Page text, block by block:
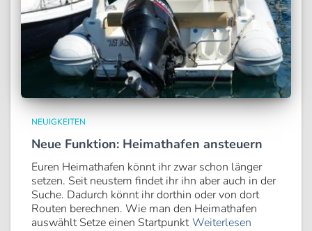
NEUIGKEITEN
Neue Funktion: Heimathafen ansteuern
Euren Heimathafen könnt ihr zwar schon länger
setzen. Seit neustem findet ihr ihn aber auch in der
Suche. Dadurch könnt ihr dorthin oder von dort
Routen berechnen. Wie man den Heimathafen
auswählt Setze einen Startpunkt Weiterlesen